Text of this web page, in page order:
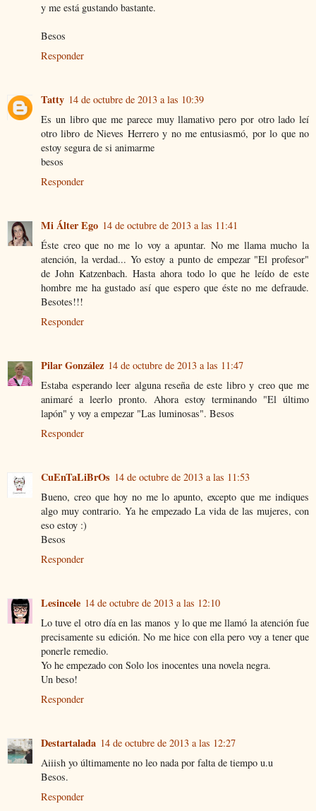
y me está gustando bastante.
Besos
Responder
Tatty 14 de octubre de 2013 a las 10:39
Es un libro que me parece muy llamativo pero por otro lado leí
otro libro de Nieves Herrero y no me entusiasmó, por lo que no
estoy segura de si animarme
besos
Responder
Mi Álter Ego 14 de octubre de 2013 a las 11:41
Éste creo que no me lo voy a apuntar. No me llama mucho la
atención, la verdad... Yo estoy a punto de empezar "El profesor"
de John Katzenbach. Hasta ahora todo lo que he leído de este
hombre me ha gustado así que espero que éste no me defraude.
Besotes!!!
Responder
Pilar González 14 de octubre de 2013 a las 11:47
Estaba esperando leer alguna reseña de este libro y creo que me
animaré a leerlo pronto. Ahora estoy terminando "El último
lapón" y voy a empezar "Las luminosas". Besos
Responder
CuEnTaLiBrOs 14 de octubre de 2013 a las 11:53
Bueno, creo que hoy no me lo apunto, excepto que me indiques
algo muy contrario. Ya he empezado La vida de las mujeres, con
eso estoy :)
Besos
Responder
Lesincele 14 de octubre de 2013 a las 12:10
Lo tuve el otro día en las manos y lo que me llamó la atención fue
precisamente su edición. No me hice con ella pero voy a tener que
ponerle remedio.
Yo he empezado con Solo los inocentes una novela negra.
Un beso!
Responder
Destartalada 14 de octubre de 2013 a las 12:27
Aiiish yo últimamente no leo nada por falta de tiempo u.u
Besos.
Responder